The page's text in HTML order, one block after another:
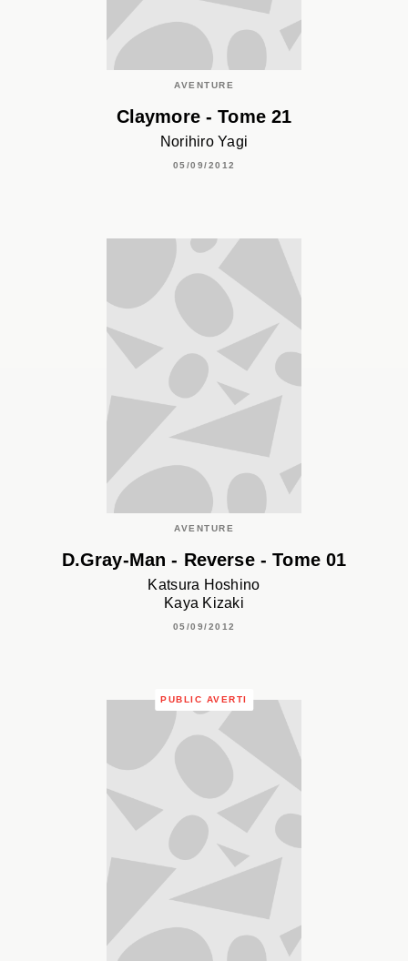
AVENTURE
Claymore - Tome 21
Norihiro Yagi
05/09/2012
AVENTURE
D.Gray-Man - Reverse - Tome 01
Katsura Hoshino
Kaya Kizaki
05/09/2012
PUBLIC AVERTI